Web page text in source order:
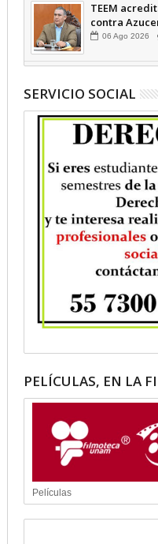
TEEM
contra
guerra sucia:
06 Ago 2026
SERVICIO SOCIAL
PELÍCULAS, EN LA
Películas